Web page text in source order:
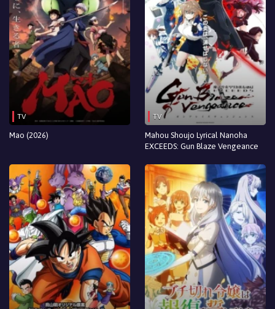
TV
Mao (2026)
TV
Mahou Shoujo Lyrical Nanoha
EXCEEDS: Gun Blaze Vengeance